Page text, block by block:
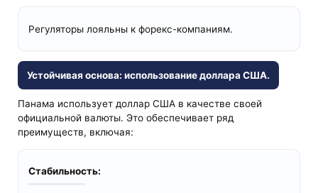
Регуляторы лояльны к форекс-компаниям.
Устойчивая основа: использование доллара США.
Панама использует доллар США в качестве своей
официальной валюты. Это обеспечивает ряд
преимуществ, включая:
Стабильность: